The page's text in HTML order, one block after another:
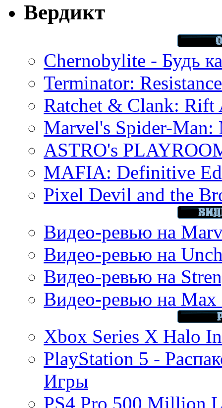
Вердикт
Chernobylite - Будь
Terminator:
Ratchet & Clank: Rift
Marvel's Spider-Man:
ASTRO's
MAFIA: Definitive
Pixel Devil and the
Видео-ревью на
Видео-ревью на
Видео-ревью на
Видео-ревью на Max
Xbox Series X Halo
PlayStation 5 -
Игры
PS4 Pro 500 Million